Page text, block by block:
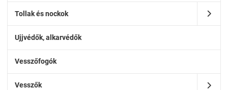
Tollak és nockok
Ujjvédők, alkarvédők
Vesszőfogók
Vesszők